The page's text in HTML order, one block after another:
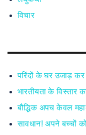
विचार
परिंदों के घर उजाड़ कर
भारतीयता के विस्तार
बौद्धिक अपच केवल
सावधान! अपने बच्चों